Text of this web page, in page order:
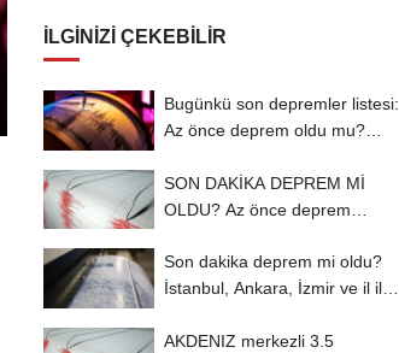
İLGINIZI ÇEKEBILIR
Bugünkü son depremler listesi:
Az önce deprem oldu mu?
SON DAKİKA DEPREM Mİ
OLDU? Az önce deprem
büyüklüğünde?...
Son dakika deprem mi oldu?
İstanbul, Ankara, İzmir ve il il
AKDENIZ merkezli 3.5